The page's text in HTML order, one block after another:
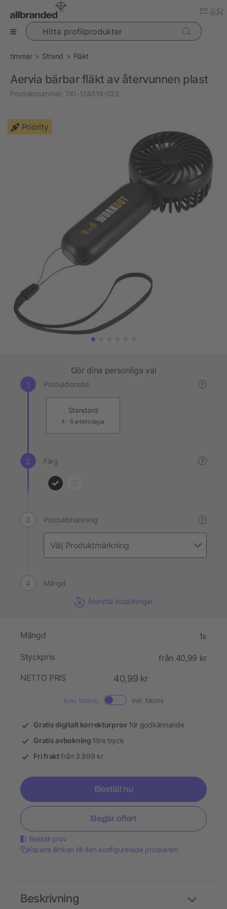
Hitta profilprodukter
timmar Strand Fläkt
Aervia bärbar fläkt av återvunnen plast
Produktnummer: 741-124519-023
Priority
Gör dina personliga val
Produktionstid ?
Standard
4 - 6 arbetsdagar
Färg ?
Produktmärkning ?
Mängd
Återställ inställningar
Mängd 1x
Styckpris
från 40,99 kr
NETTO PRIS
40,99 kr
Exkl. Moms. Inkl. Moms
Gratis digitalt korrekturprov för godkännande
Gratis avbokning före tryck
Fri fraktfrån 3.999 kr
Beställ nu
Begär offert
Beställ prov
Kopiera länken till den konfigurerade produkten
Beskrivning